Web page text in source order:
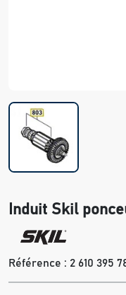
Induit Skil
Référence : 2 610 395